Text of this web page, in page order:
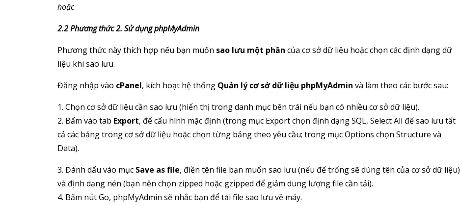
hoặc
2.2 Phương thức 2. Sử dụng phpMyAdmin
Phương thức này thích hợp nếu bạn muốn sao lưu một phần của cơ sở dữ liệu hoặc chọn các định dạng dữ
liệu khi sao lưu.
Đăng nhập vào cPanel, kích hoạt hệ thống Quản lý cơ sở dữ liệu phpMyAdmin và làm theo các bước sau:
1. Chọn cơ sở dữ liệu cần sao lưu (hiển thị trong danh mục bên trái nếu bạn có nhiều cơ sở dữ liệu).
2. Bấm vào tab Export, để cấu hình mặc định (trong mục Export chọn định dạng SQL, Select All để sao lưu tất
cả các bảng trong cơ sở dữ liệu hoặc chọn từng bảng theo yêu cầu; trong mục Options chọn Structure và
Data).
3. Đánh dấu vào mục Save as file, điền tên file bạn muốn sao lưu (nếu để trống sẽ dùng tên của cơ sở dữ liệu)
và định dạng nén (bạn nên chọn zipped hoặc gzipped để giảm dung lượng file cần tải).
4. Bấm nút Go, phpMyAdmin sẽ nhắc bạn để tải file sao lưu về máy.